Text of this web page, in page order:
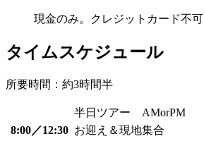
現金のみ。クレジットカード不可
タイムスケジュール
所要時間：約3時間半
半日ツアー AMorPM
8:00／12:30 お迎え＆現地集合